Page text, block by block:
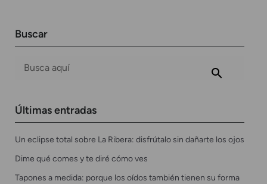
Buscar
Últimas entradas
Un eclipse total sobre La Ribera: disfrútalo sin dañarte los ojos
Dime qué comes y te diré cómo ves
Tapones a medida: porque los oídos también tienen su forma